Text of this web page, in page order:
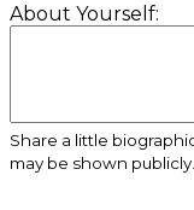
About Yourself:
Share a little
may be shown publicly.